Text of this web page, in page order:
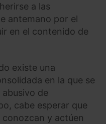
a las
antemano por el
en el contenido de
existe una
en la que se
de
cabe esperar que
conozcan y actúen